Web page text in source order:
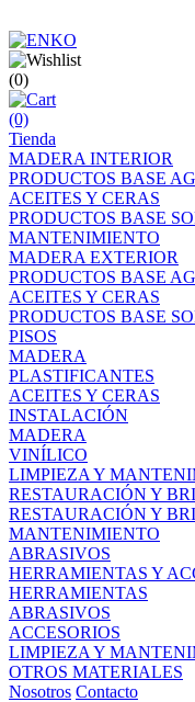
(0)
(0)
Tienda
MADERA INTERIOR
PRODUCTOS BASE
ACEITES Y CERAS
PRODUCTOS BASE
MANTENIMIENTO
MADERA EXTERIOR
PRODUCTOS BASE
ACEITES Y CERAS
PRODUCTOS BASE
PISOS
MADERA
PLASTIFICANTES
ACEITES Y CERAS
INSTALACIÓN
MADERA
VINÍLICO
LIMPIEZA Y
RESTAURACIÓN Y
RESTAURACIÓN Y
MANTENIMIENTO
ABRASIVOS
HERRAMIENTAS Y
HERRAMIENTAS
ABRASIVOS
ACCESORIOS
LIMPIEZA Y
OTROS MATERIALES
Nosotros Contacto